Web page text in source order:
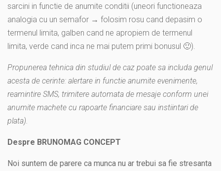
sarcini in functie de anumite conditii (uneori functioneaza
analogia cu un semafor → folosim rosu cand depasim o
termenul limita, galben cand ne apropiem de termenul
limita, verde cand inca ne mai putem primi bonusul 🙂).
Propunerea tehnica din studiul de caz poate sa includa genul
acesta de cerinte: alertare in functie anumite evenimente,
reamintire SMS, trimitere automata de mesaje conform unei
anumite machete cu rapoarte financiare sau instiintari de
plata).
Despre BRUNOMAG CONCEPT
Noi suntem de parere ca munca nu ar trebui sa fie stresanta